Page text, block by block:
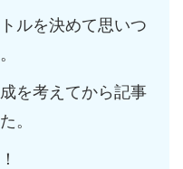
ルを決めて思いつ
を考えてから記事
。